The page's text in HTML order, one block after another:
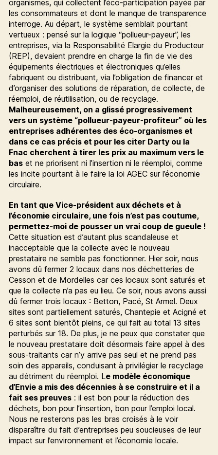
organismes, qui collectent l’éco-participation payée par
les consommateurs et dont le manque de transparence
interroge. Au départ, le système semblait pourtant
vertueux : pensé sur la logique “pollueur-payeur”, les
entreprises, via la Responsabilité Elargie du Producteur
(REP), devaient prendre en charge la fin de vie des
équipements électriques et électroniques qu’elles
fabriquent ou distribuent, via l’obligation de financer et
d’organiser des solutions de réparation, de collecte, de
réemploi, de réutilisation, ou de recyclage.
Malheureusement, on a glissé progressivement
vers un système “pollueur-payeur-profiteur” où les
entreprises adhérentes des éco-organismes et
dans ce cas précis et pour les citer Darty ou la
Fnac cherchent à tirer les prix au maximum vers le
baset ne priorisent ni l’insertion ni le réemploi, comme
les incite pourtant à le faire la loi AGEC sur l’économie
circulaire.
En tant que Vice-président aux déchets et à
l’économie circulaire, une fois n’est pas coutume,
permettez-moi de pousser un vrai coup de gueule !
Cette situation est d’autant plus scandaleuse et
inacceptable que la collecte avec le nouveau
prestataire ne semble pas fonctionner. Hier soir, nous
avons dû fermer 2 locaux dans nos déchetteries de
Cesson et de Mordelles car ces locaux sont saturés et
que la collecte n’a pas eu lieu. Ce soir, nous avons aussi
dû fermer trois locaux : Betton, Pacé, St Armel. Deux
sites sont partiellement saturés, Chantepie et Acigné et
6 sites sont bientôt pleins, ce qui fait au total 13 sites
perturbés sur 18. De plus, je ne peux que constater que
le nouveau prestataire doit désormais faire appel à des
sous-traitants car n’y arrive pas seul et ne prend pas
soin des appareils, conduisant à privilégier le recyclage
au détriment du réemploi. Le modèle économique
d’Envie a mis des décennies à se construire et il a
fait ses preuves: il est bon pour la réduction des
déchets, bon pour l’insertion, bon pour l’emploi local.
Nous ne resterons pas les bras croisés à le voir
disparaître du fait d’entreprises peu soucieuses de leur
impact sur l’environnement et l’économie locale.